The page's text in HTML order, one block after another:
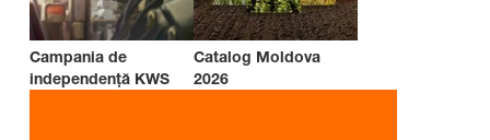
Campania de
independenţă KWS
Catalog Moldova
2026